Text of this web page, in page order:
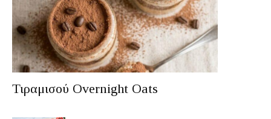
Τιραμισού Overnight Oats